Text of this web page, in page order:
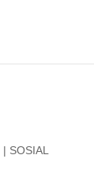
| SOSIAL